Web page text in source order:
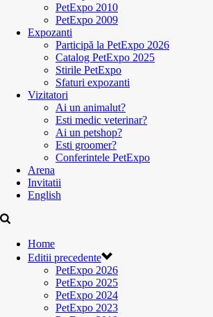
PetExpo 2010
PetExpo 2009
Expozanti
Participă la PetExpo 2026
Catalog PetExpo 2025
Stirile PetExpo
Sfaturi expozanti
Vizitatori
Ai un animalut?
Esti medic veterinar?
Ai un petshop?
Esti groomer?
Conferintele PetExpo
Arena
Invitatii
English
Home
Editii precedente
PetExpo 2026
PetExpo 2025
PetExpo 2024
PetExpo 2023